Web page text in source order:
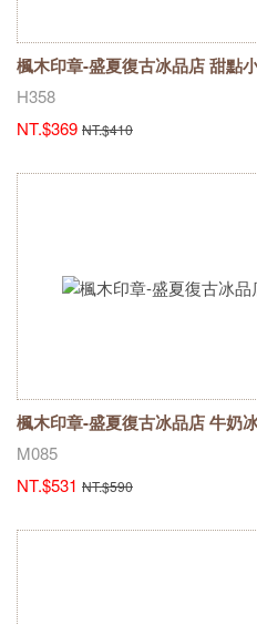
楓木印章-盛夏復古冰品店 甜點
H358
NT.$369 NT.$410
楓木印章-盛夏復古冰品店 牛奶
M085
NT.$531 NT.$590